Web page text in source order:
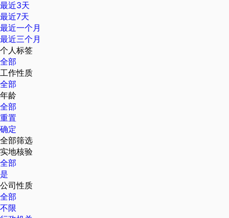
最近3天
最近7天
最近一个月
最近三个月
个人标签
全部
工作性质
全部
年龄
全部
重置
确定
全部筛选
实地核验
全部
是
公司性质
全部
不限